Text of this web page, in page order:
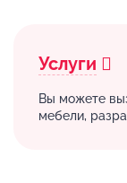
Услуги
Вы можете
мебели,